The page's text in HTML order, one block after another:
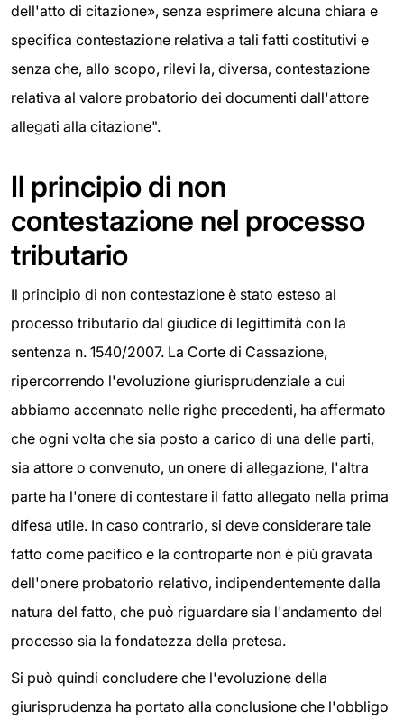
dell'atto di citazione», senza esprimere alcuna chiara e
specifica contestazione relativa a tali fatti costitutivi e
senza che, allo scopo, rilevi la, diversa, contestazione
relativa al valore probatorio dei documenti dall'attore
allegati alla citazione".
Il principio di non
contestazione nel processo
tributario
Il principio di non contestazione è stato esteso al
processo tributario dal giudice di legittimità con la
sentenza n. 1540/2007. La Corte di Cassazione,
ripercorrendo l'evoluzione giurisprudenziale a cui
abbiamo accennato nelle righe precedenti, ha affermato
che ogni volta che sia posto a carico di una delle parti,
sia attore o convenuto, un onere di allegazione, l'altra
parte ha l'onere di contestare il fatto allegato nella prima
difesa utile. In caso contrario, si deve considerare tale
fatto come pacifico e la controparte non è più gravata
dell'onere probatorio relativo, indipendentemente dalla
natura del fatto, che può riguardare sia l'andamento del
processo sia la fondatezza della pretesa.
Si può quindi concludere che l'evoluzione della
giurisprudenza ha portato alla conclusione che l'obbligo